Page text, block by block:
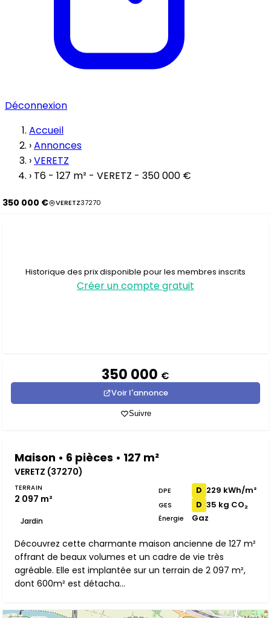
Déconnexion
Accueil
›Annonces
›VERETZ
› T6 - 127 m² - VERETZ - 350 000 €
350 000 € VERETZ37270
Historique des prix disponible pour les membres inscrits
Créer un compte gratuit
350 000 €
Voir l'annonce
Suivre
Maison • 6 pièces • 127 m²
VERETZ (37270)
TERRAIN
2 097 m²
Jardin
DPE D 229 kWh/m²
GES D 35 kg CO₂
Énergie Gaz
Découvrez cette charmante maison ancienne de 127 m²
offrant de beaux volumes et un cadre de vie très
agréable. Elle est implantée sur un terrain de 2 097 m²,
dont 600m² est détacha...